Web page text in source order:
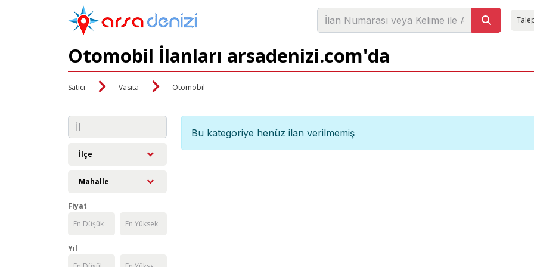
Otomobil İlanları arsadenizi.com'da
Satıcı Vasıta Otomobil
İlçe
Mahalle
Fiyat
Yıl
Bu kategoriye henüz ilan verilmemiş